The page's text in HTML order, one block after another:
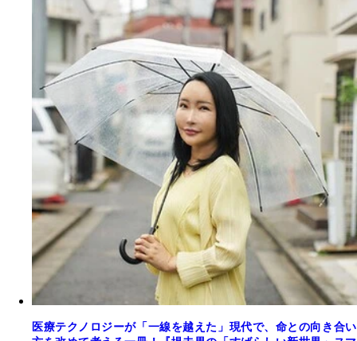
医療テクノロジーが「一線を越えた」現代で、命との向き合い